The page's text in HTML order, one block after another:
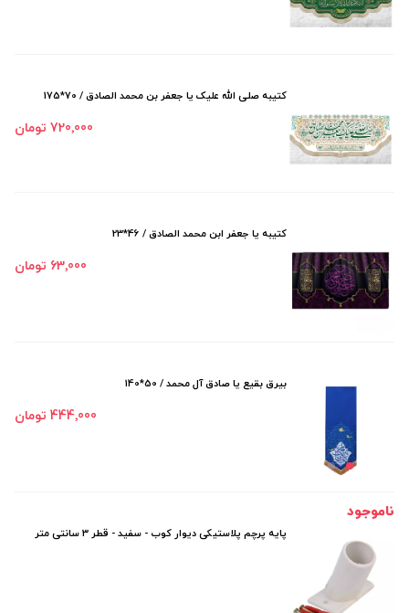
کتیبه صلی الله علیک یا جعفر بن محمد الصادق / 70*175
720٬000 تومان
کتیبه یا جعفر ابن محمد الصادق / 46*23
63٬000 تومان
بیرق بقیع یا صادق آل محمد / 50*140
444٬000 تومان
ناموجود
پایه پرچم پلاستیکی دیوار کوب - سفید - قطر 3 سانتی متر